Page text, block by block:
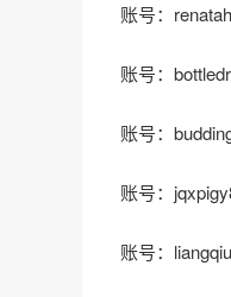
账号：
账号：
账号：
账号：
账号：